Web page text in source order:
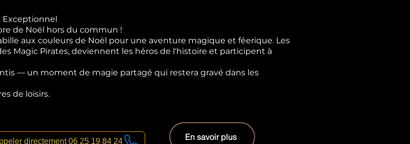
Exceptionnel
de Noël hors du commun !
aux couleurs de Noël pour une aventure magique et féerique. Les
Magic Pirates, deviennent les héros de l'histoire et participent à
— un moment de magie partagé qui restera gravé dans les
de loisirs.
directement 06 25 19 84 24 En savoir plus